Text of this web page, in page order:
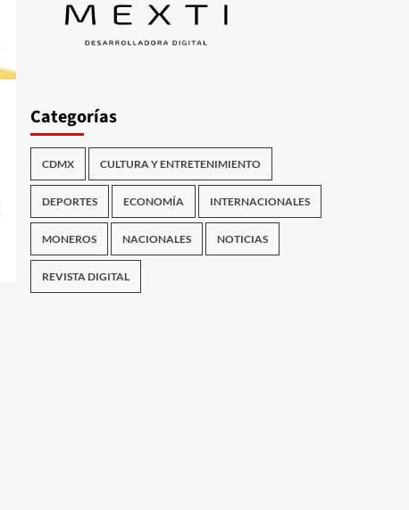
Categorías
CDMX CULTURA Y ENTRETENIMIENTO
DEPORTES ECONOMÍA INTERNACIONALES
MONEROS NACIONALES NOTICIAS
REVISTA DIGITAL